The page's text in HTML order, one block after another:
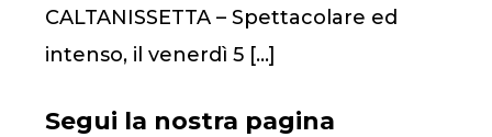
CALTANISSETTA – Spettacolare ed
intenso, il venerdì 5 […]
Segui la nostra pagina